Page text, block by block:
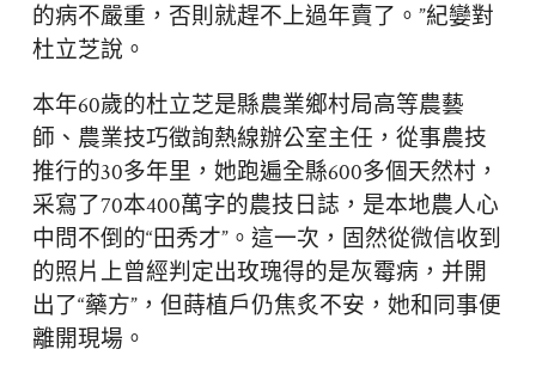
的病不嚴重，否則就趕不上過年賣了。”紀孌對
杜立芝說。
本年60歲的杜立芝是縣農業鄉村局高等農藝
師、農業技巧徵詢熱線辦公室主任，從事農技
推行的30多年里，她跑遍全縣600多個天然村，
采寫了70本400萬字的農技日誌，是本地農人心
中問不倒的“田秀才”。這一次，固然從微信收到
的照片上曾經判定出玫瑰得的是灰霉病，并開
出了“藥方”，但蒔植戶仍焦炙不安，她和同事便
離開現場。